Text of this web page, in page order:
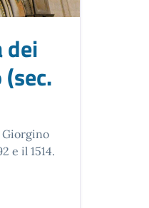
dei
e il 1514.
E PAOLO (SEC. XV)